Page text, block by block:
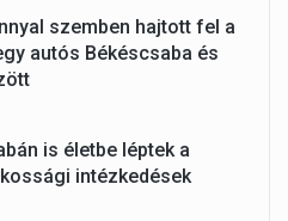
szemben hajtott fel a
autós Békéscsaba és
is életbe léptek a
intézkedések